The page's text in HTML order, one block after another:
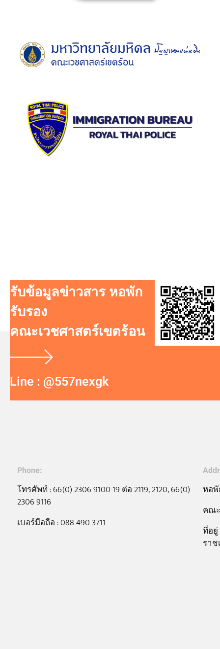
รับข้อมูลข่าวสาร หอพัก
รับรอง
คณะเวชศาสตร์เขตร้อน
Line : @557nexgk
Phone:
โทรศัพท์ : 66(0) 2306 9100-19 ต่อ 2119, 2120, 66(0)
2306 9116
เบอร์มือถือ : 088 490 3711
หอ
คณ
ที่อ
ราช